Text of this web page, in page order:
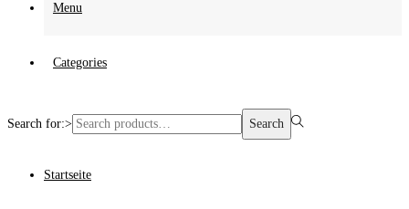
Menu
Categories
Search for:> Search
Startseite